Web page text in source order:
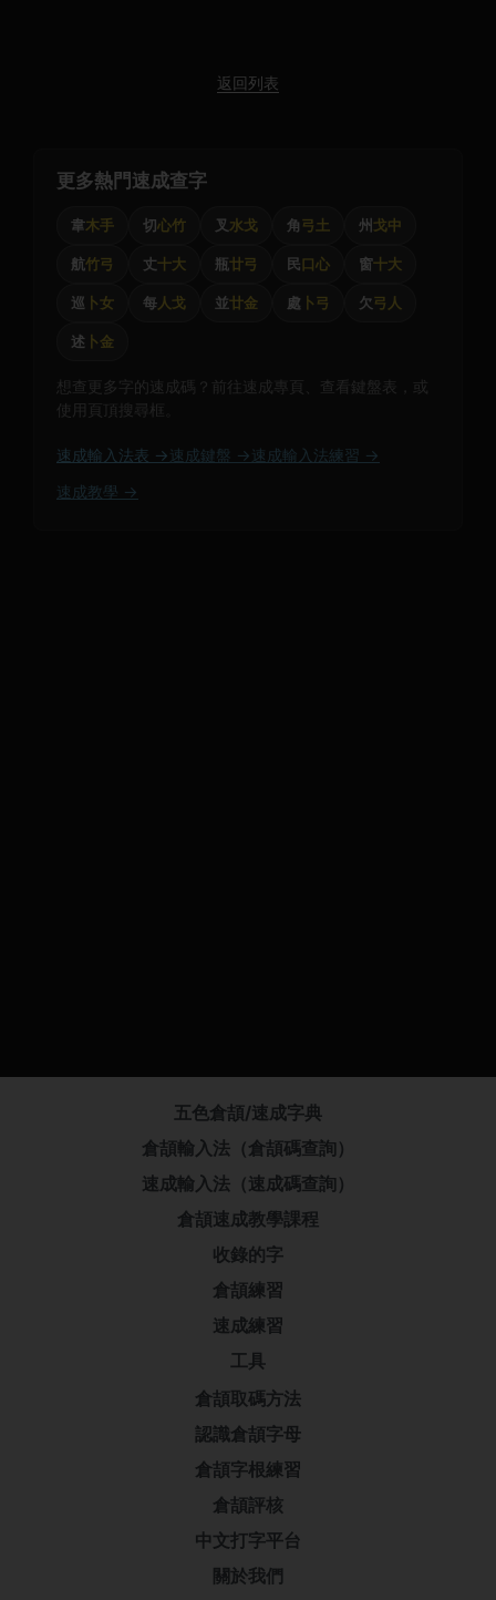
返回列表
更多熱門速成查字
韋木手 切心竹 叉 水戈 角弓土 州 戈中
航竹弓 丈十大 瓶廿弓 民口心 窗十大
巡 卜女 每人戈 並廿金 處 卜弓 欠弓人
述 卜金
想查更多字的速成碼？前往速成專頁、查看鍵盤表，或
使用頁頂搜尋框。
速成輸入法表 → 速成鍵盤 → 速成輸入法練習 →
速成教學 →
五色倉頡/速成字典
倉頡輸入法（倉頡碼查詢）
速成輸入法（速成碼查詢）
倉頡速成教學課程
收錄的字
倉頡練習
速成練習
工具
倉頡取碼方法
認識倉頡字母
倉頡字根練習
倉頡評核
中文打字平台
關於我們